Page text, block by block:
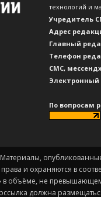
технологий и
Учредитель
Адрес
Главный
Телефон
CМС,
Электронный
По вопросам
и охраняются в
объёме, не
должна